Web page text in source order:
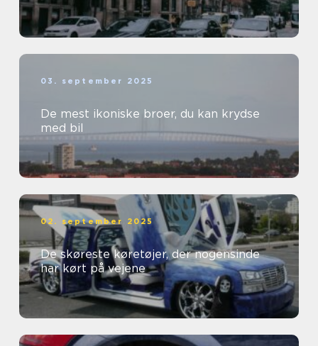
03. september 2025
De mest ikoniske broer, du kan krydse
med bil
02. september 2025
De skøreste køretøjer, der nogensinde
har kørt på vejene